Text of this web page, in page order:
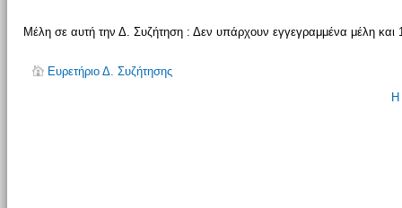
Μέλη σε αυτή την Δ. Συζήτηση : Δεν υπάρχουν εγγεγραμμένα μέλη και
Ευρετήριο Δ. Συζήτησης
Η